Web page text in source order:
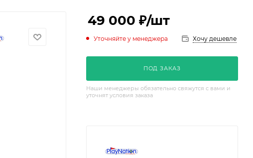
49 000 ₽/шт
Уточняйте у менеджера Хочу дешевле
ПОД ЗАКАЗ
Наши менеджеры обязательно свяжутся с вами и
уточнят условия заказа